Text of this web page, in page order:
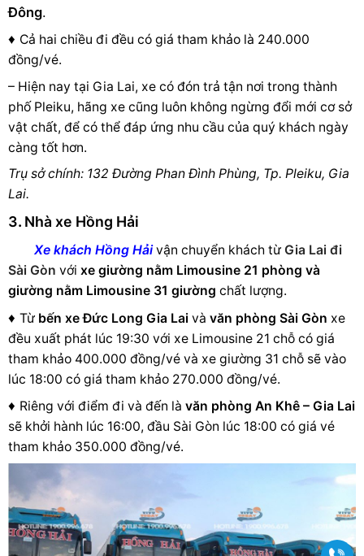
Đông.
♦ Cả hai chiều đi đều có giá tham khảo là 240.000
đồng/vé.
– Hiện nay tại Gia Lai, xe có đón trả tận nơi trong thành
phố Pleiku, hãng xe cũng luôn không ngừng đổi mới cơ sở
vật chất, để có thể đáp ứng nhu cầu của quý khách ngày
càng tốt hơn.
Trụ sở chính: 132 Đường Phan Đình Phùng, Tp. Pleiku, Gia
Lai.
3. Nhà xe Hồng Hải
Xe khách Hồng Hảivận chuyển khách từ Gia Lai đi
Sài Gòn với xe giường nằm Limousine 21 phòng và
giường nằm Limousine 31 giường chất lượng.
♦ Từ bến xe Đức Long Gia Lai và văn phòng Sài Gòn xe
đều xuất phát lúc 19:30 với xe Limousine 21 chỗ có giá
tham khảo 400.000 đồng/vé và xe giường 31 chỗ sẽ vào
lúc 18:00 có giá tham khảo 270.000 đồng/vé.
♦ Riêng với điểm đi và đến là văn phòng An Khê – Gia Lai
sẽ khởi hành lúc 16:00, đầu Sài Gòn lúc 18:00 có giá vé
tham khảo 350.000 đồng/vé.